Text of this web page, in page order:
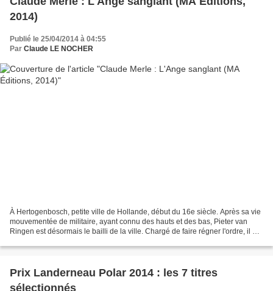
2014)
Publié le 25/04/2014 à 04:55
Par Claude LE NOCHER
À Hertogenbosch, petite ville de Hollande, début du 16e siècle. Après sa vie
mouvementée de militaire, ayant connu des hauts et des bas, Pieter van
Ringen est désormais le bailli de la ville. Chargé de faire régner l'ordre, il est
Prix Landerneau Polar 2014 : les 7 titres
sélectionnés